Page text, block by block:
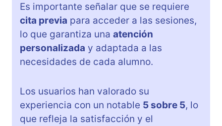
Es importante señalar que se requiere
cita previa para acceder a las sesiones,
lo que garantiza una atención
personalizada y adaptada a las
necesidades de cada alumno.
Los usuarios han valorado su
experiencia con un notable 5 sobre 5, lo
que refleja la satisfacción y el